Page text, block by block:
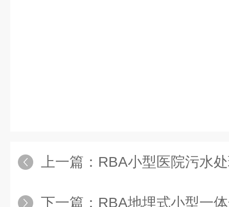
上一篇： RBA小型医院污水
下一篇： RBA地埋式小型一体化